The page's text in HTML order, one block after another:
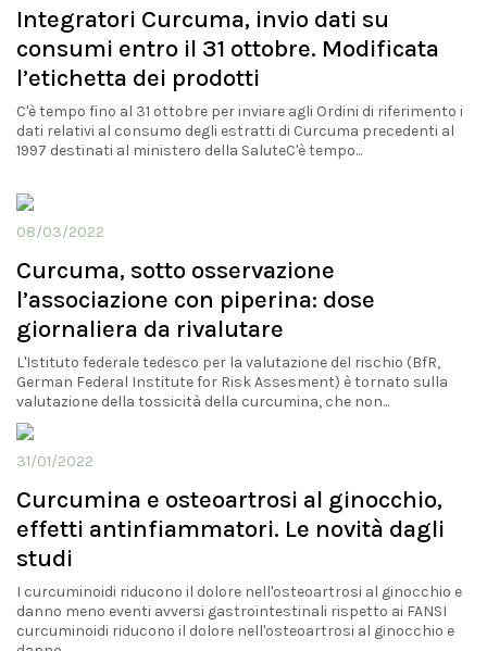
Integratori Curcuma, invio dati su
consumi entro il 31 ottobre. Modificata
l’etichetta dei prodotti
C'è tempo fino al 31 ottobre per inviare agli Ordini di riferimento i
dati relativi al consumo degli estratti di Curcuma precedenti al
1997 destinati al ministero della SaluteC'è tempo...
08/03/2022
Curcuma, sotto osservazione
l’associazione con piperina: dose
giornaliera da rivalutare
L'Istituto federale tedesco per la valutazione del rischio (BfR,
German Federal Institute for Risk Assesment) è tornato sulla
valutazione della tossicità della curcumina, che non...
31/01/2022
Curcumina e osteoartrosi al ginocchio,
effetti antinfiammatori. Le novità dagli
studi
I curcuminoidi riducono il dolore nell'osteoartrosi al ginocchio e
danno meno eventi avversi gastrointestinali rispetto ai FANSI
curcuminoidi riducono il dolore nell'osteoartrosi al ginocchio e